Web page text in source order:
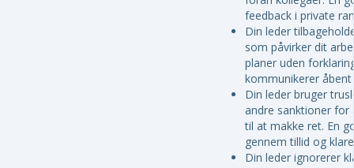
feedback i private
Din leder
som påvirker dit
planer uden
kommunikerer
Din leder bruger
andre sanktioner for
til at makke ret. En
gennem tillid og
Din leder ignorerer